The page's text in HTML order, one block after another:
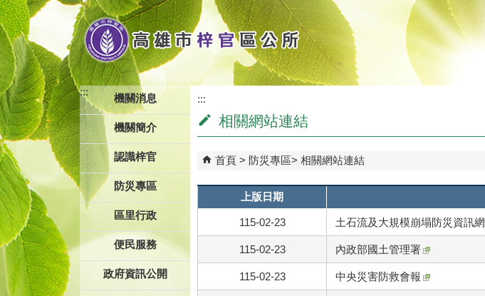
跳到主要內容區塊
:::
機關消息
機關簡介
認識梓官
防災專區
區里行政
便民服務
政府資訊公開
:::
相關網站連結
首頁 防災專區 相關網站連結
上版日期
115-02-23 土石流及大規模崩塌防災資訊網
115-02-23 內政部國土管理署
115-02-23 中央災害防救會報